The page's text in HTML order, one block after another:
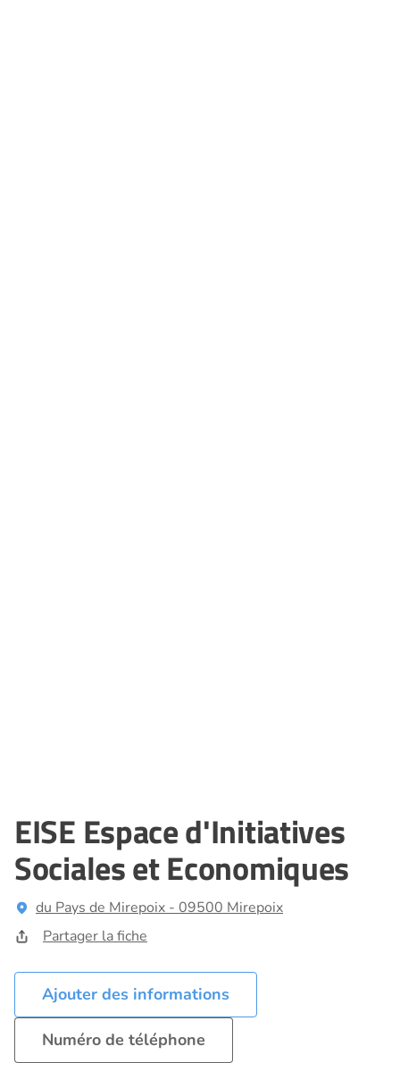
EISE Espace d'Initiatives
Sociales et Economiques
du Pays de Mirepoix - 09500 Mirepoix
Partager la fiche
Ajouter des informations
Numéro de téléphone